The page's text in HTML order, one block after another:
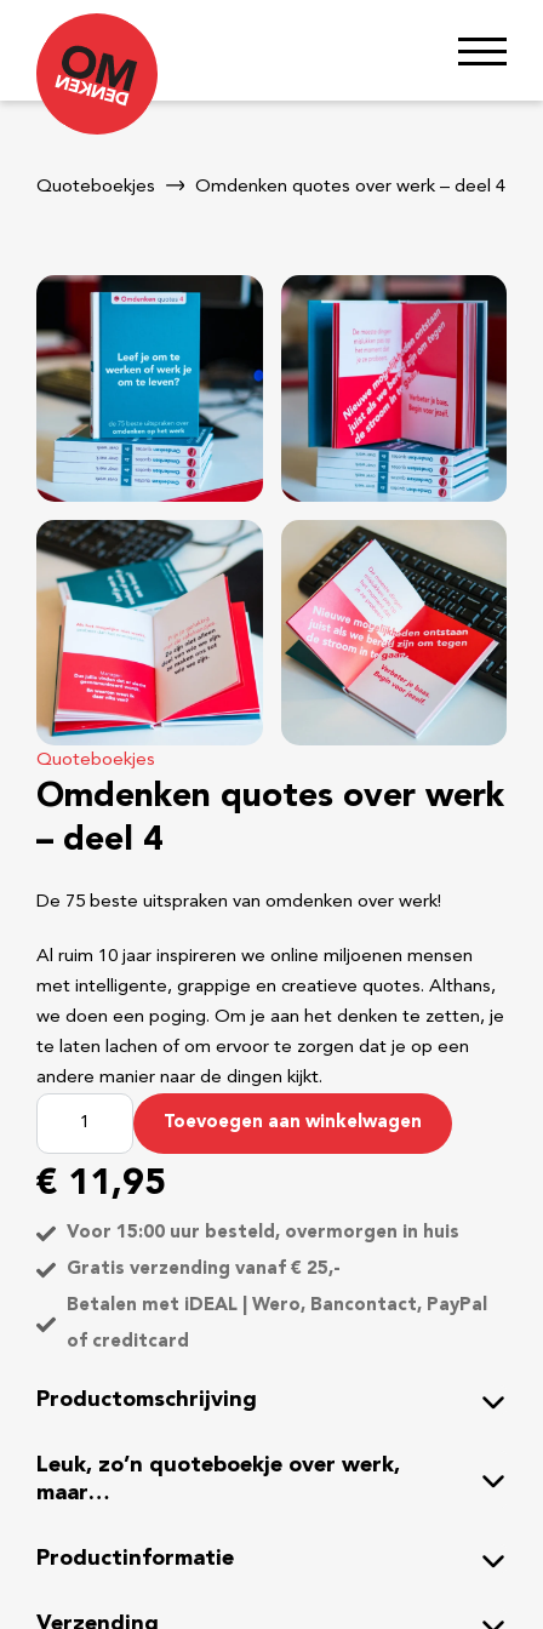
Quoteboekjes Omdenken quotes over werk – deel 4
Quoteboekjes
Omdenken quotes over werk
– deel 4
De 75 beste uitspraken van omdenken over werk!
Al ruim 10 jaar inspireren we online miljoenen mensen
met intelligente, grappige en creatieve quotes. Althans,
we doen een poging. Om je aan het denken te zetten, je
te laten lachen of om ervoor te zorgen dat je op een
andere manier naar de dingen kijkt.
O
d
e
n
n
o
e
s
v
r
Toevoegen aan winkelwagen
€ 11,95
Voor 15:00 uur besteld, overmorgen in huis
Gratis verzending vanaf € 25,-
Betalen met iDEAL | Wero, Bancontact, PayPal
of creditcard
Productomschrijving
Leuk, zo’n quoteboekje over werk,
maar…
Productinformatie
Verzending